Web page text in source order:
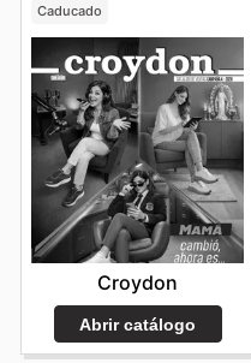
Caducado
Croydon
Abrir catálogo